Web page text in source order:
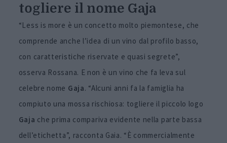
togliere il nome Gaja
“Less is more è un concetto molto piemontese, che
comprende anche l’idea di un vino dal profilo basso,
con caratteristiche riservate e quasi segrete”,
osserva Rossana. E non è un vino che fa leva sul
celebre nome Gaja. “Alcuni anni fa la famiglia ha
compiuto una mossa rischiosa: togliere il piccolo logo
Gaja che prima compariva evidente nella parte bassa
dell’etichetta”, racconta Gaia. “È commercialmente